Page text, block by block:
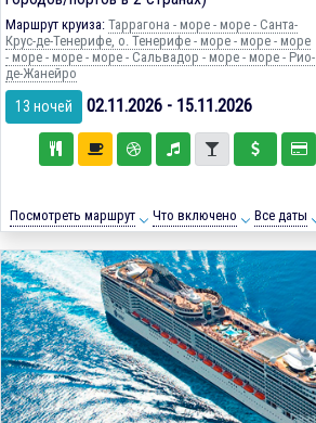
Маршрут круиза: Таррагона - море - море - Санта-
Крус-де-Тенерифе, о. Тенерифе - море - море - море
- море - море - море - Сальвадор - море - море - Рио-
де-Жанейро
13 ночей 02.11.2026 - 15.11.2026
Посмотреть маршрут Что включено Все даты